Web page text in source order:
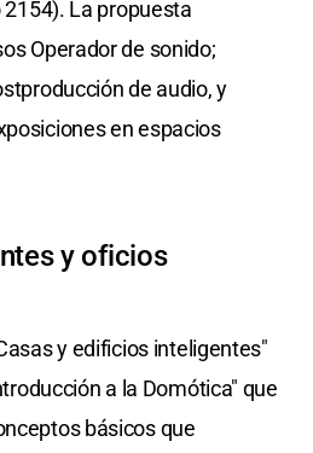
2154). La propuesta
Operador de sonido;
de audio, y
en espacios
y oficios
y edificios inteligentes"
a la Domótica" que
básicos que